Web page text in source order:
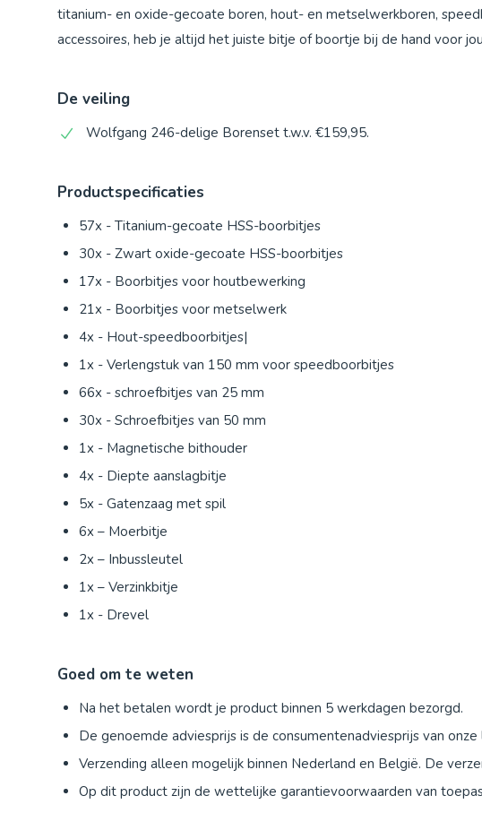
titanium- en oxide-gecoate boren, hout- en metselwerkboren,
accessoires, heb je altijd het juiste bitje of boortje bij de hand voor
De veiling
Wolfgang 246-delige Borenset t.w.v. €159,95.
Productspecificaties
57x - Titanium-gecoate HSS-boorbitjes
30x - Zwart oxide-gecoate HSS-boorbitjes
17x - Boorbitjes voor houtbewerking
21x - Boorbitjes voor metselwerk
4x - Hout-speedboorbitjes|
1x - Verlengstuk van 150 mm voor speedboorbitjes
66x - schroefbitjes van 25 mm
30x - Schroefbitjes van 50 mm
1x - Magnetische bithouder
4x - Diepte aanslagbitje
5x - Gatenzaag met spil
6x – Moerbitje
2x – Inbussleutel
1x – Verzinkbitje
1x - Drevel
Goed om te weten
Na het betalen wordt je product binnen 5 werkdagen bezorgd.
De genoemde adviesprijs is de consumentenadviesprijs van onze
Verzending alleen mogelijk binnen Nederland en België. De
Op dit product zijn de wettelijke garantievoorwaarden van